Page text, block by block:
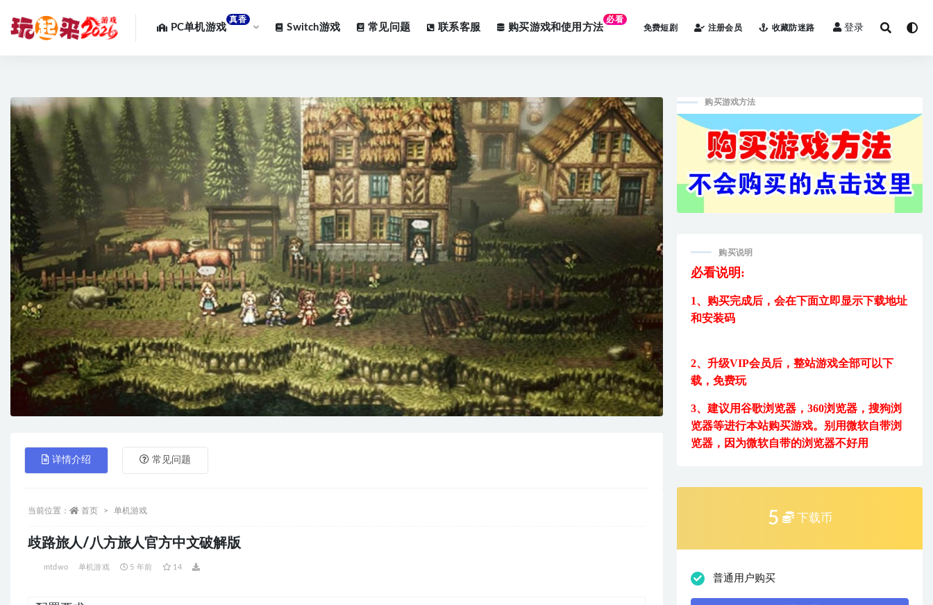
PC单机游戏
真香
Switch游戏 常见问题 联系客服 购买游戏和使用方法
必看
免费短剧
注册会员 收藏防迷路 登录
详情介绍 常见问题
当前位置： 首页 单机游戏
歧路旅人/八方旅人官方中文破解版
mtdwo 单机游戏 5 年前 14
购买游戏方法
购买说明
必看说明:
1、购买完成后，会在下面立即显示下载地址
和安装码
2、升级VIP会员后，整站游戏全部可以下
载，免费玩
3、建议用谷歌浏览器，360浏览器，搜狗浏
览器等进行本站购买游戏。别用微软自带浏
览器，因为微软自带的浏览器不好用
5 下载币
普通用户购买